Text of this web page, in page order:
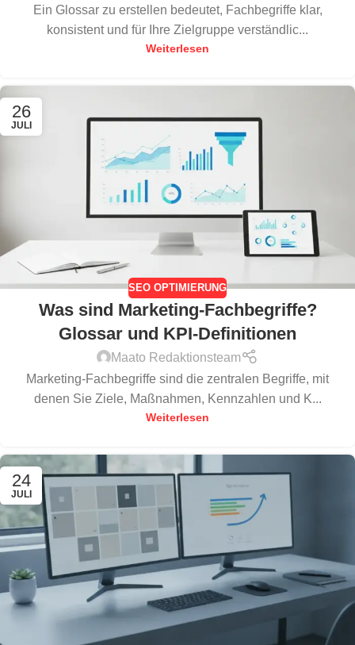
Ein Glossar zu erstellen bedeutet, Fachbegriffe klar,
konsistent und für Ihre Zielgruppe verständlic...
Weiterlesen
26
JULI
SEO OPTIMIERUNG
Was sind Marketing-Fachbegriffe?
Glossar und KPI-Definitionen
Maato Redaktionsteam
Marketing-Fachbegriffe sind die zentralen Begriffe, mit
denen Sie Ziele, Maßnahmen, Kennzahlen und K...
Weiterlesen
24
JULI